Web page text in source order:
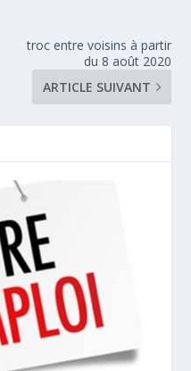
troc entre voisins à partir
du 8 août 2020
ARTICLE SUIVANT